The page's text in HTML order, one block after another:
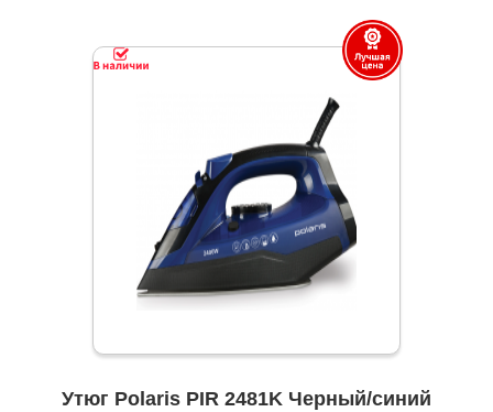
Утюг Polaris PIR 2481K Черный/синий